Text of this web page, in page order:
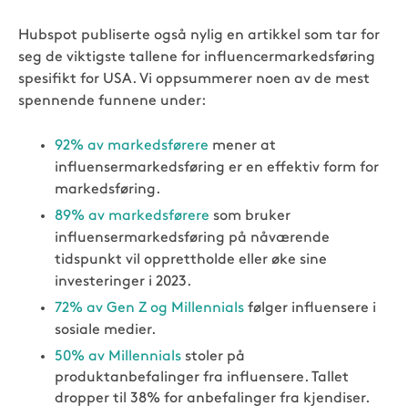
Hubspot publiserte også nylig en artikkel som tar for
seg de viktigste tallene for influencermarkedsføring
spesifikt for USA. Vi oppsummerer noen av de mest
spennende funnene under:
92% av markedsførere mener at
influensermarkedsføring er en effektiv form for
markedsføring.
89% av markedsførere som bruker
influensermarkedsføring på nåværende
tidspunkt vil opprettholde eller øke sine
investeringer i 2023.
72% av Gen Z og Millennials følger influensere i
sosiale medier.
50% av Millennials stoler på
produktanbefalinger fra influensere. Tallet
dropper til 38% for anbefalinger fra kjendiser.